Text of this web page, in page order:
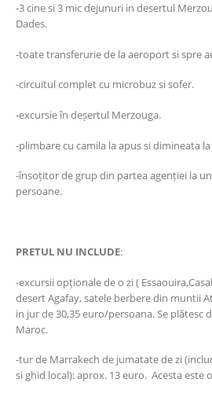
-3 cine si 3 mic dejunuri in desertul
Dades.
-toate transferurie de la aeroport si spre
-circuitul complet cu microbuz si sofer.
-excursie în deșertul Merzouga.
-plimbare cu camila la apus si dimineata
-însoțitor de grup din partea agenției la
persoane.
PRETUL NU INCLUDE:
-excursii opționale de o zi (
desert Agafay, satele berbere din muntii
in jur de 30,35 euro/persoana. Se plătesc
Maroc.
-tur de Marrakech de jumatate de zi
si ghid local): aprox. 13 euro. Acesta este